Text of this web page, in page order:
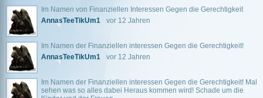
Im Namen von Finanziellen Interessen Gegen die Gerechtigkeit
AnnasTeeTikUm1
vor 12 Jahren
Im Namen der Finanziellen interessen Gegen die Gerechtigkeit!
AnnasTeeTikUm1
vor 12 Jahren
Im Namen der Finanziellen interessen Gegen die Gerechtigkeit! Mal
sehen was so alles dabei Heraus kommen wird! Schade um die